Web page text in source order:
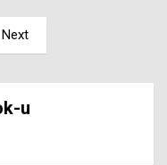
Next
u